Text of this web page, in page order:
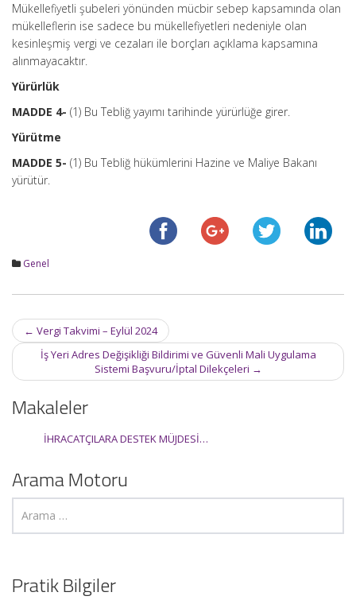
Mükellefiyetli şubeleri yönünden mücbir sebep kapsamında olan
mükelleflerin ise sadece bu mükellefiyetleri nedeniyle olan
kesinleşmiş vergi ve cezaları ile borçları açıklama kapsamına
alınmayacaktır.
Yürürlük
MADDE 4- (1) Bu Tebliğ yayımı tarihinde yürürlüğe girer.
Yürütme
MADDE 5- (1) Bu Tebliğ hükümlerini Hazine ve Maliye Bakanı
yürütür.
Genel
Post
navigation
← Vergi Takvimi – Eylül 2024
İş Yeri Adres Değişikliği Bildirimi ve Güvenli Mali Uygulama
Sistemi Başvuru/İptal Dilekçeleri →
Makaleler
İHRACATÇILARA DESTEK MÜJDESİ…
Arama Motoru
Pratik Bilgiler